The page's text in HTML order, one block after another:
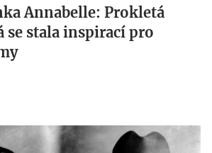
Annabelle: Prokletá
se stala inspirací pro